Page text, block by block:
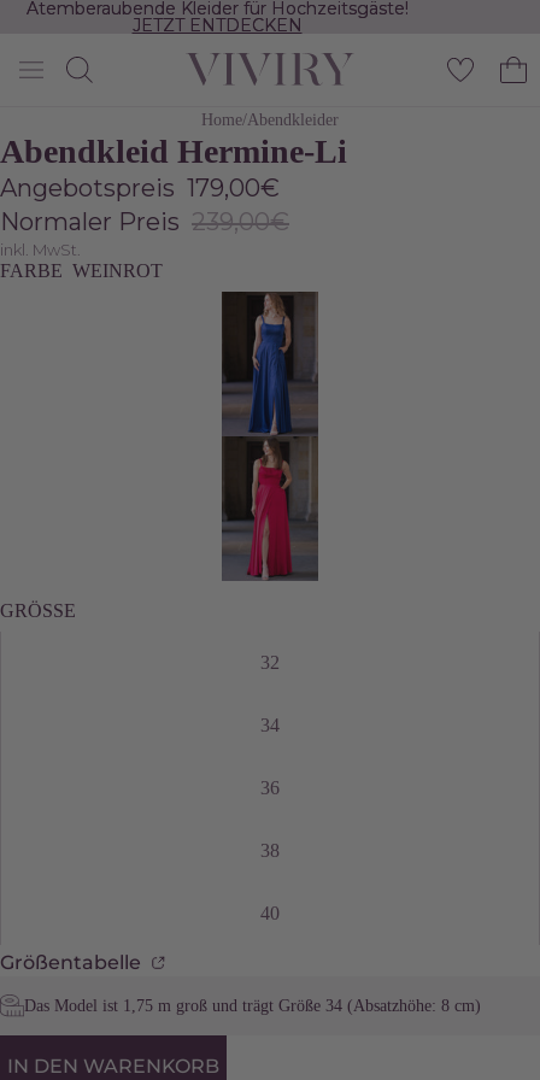
Atemberaubende Kleider für Hochzeitsgäste!
JETZT ENTDECKEN
Atemberaubende Kleider für Hochzeitsgäste!
JETZT ENTDECKEN
Home/Abendkleider
Abendkleid Hermine-Li
Angebotspreis 179,00€
Normaler Preis 239,00€
inkl. MwSt.
FARBE WEINROT
GRÖSSE
32
34
36
38
40
Größentabelle
Das Model ist 1,75 m groß und trägt Größe 34 (Absatzhöhe: 8 cm)
IN DEN WARENKORB